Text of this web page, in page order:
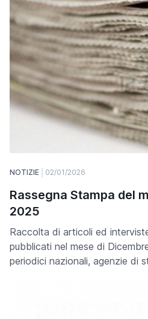
NOTIZIE 02/01/2026
Rassegna Stampa del
2025
Raccolta di articoli ed
pubblicati nel mese di
periodici nazionali, agenzie di